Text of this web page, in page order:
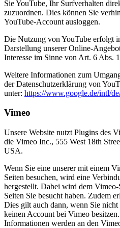
Sie YouTube, Ihr Surfverhalten
zuzuordnen. Dies können Sie
YouTube-Account ausloggen.
Die Nutzung von YouTube erfolgt
Darstellung unserer Online-
Interesse im Sinne von Art. 6 Abs.
Weitere Informationen zum
der Datenschutzerklärung von
unter: https://www.google.de/intl/
Vimeo
Unsere Website nutzt Plugins des
die Vimeo Inc., 555 West 18th
USA.
Wenn Sie eine unserer mit einem
Seiten besuchen, wird eine
hergestellt. Dabei wird dem
Seiten Sie besucht haben. Zudem
Dies gilt auch dann, wenn Sie
keinen Account bei Vimeo
Informationen werden an den